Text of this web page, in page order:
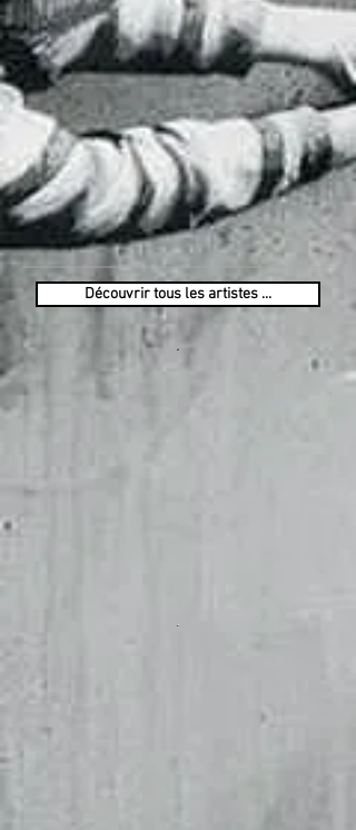
Découvrir tous les artistes ...